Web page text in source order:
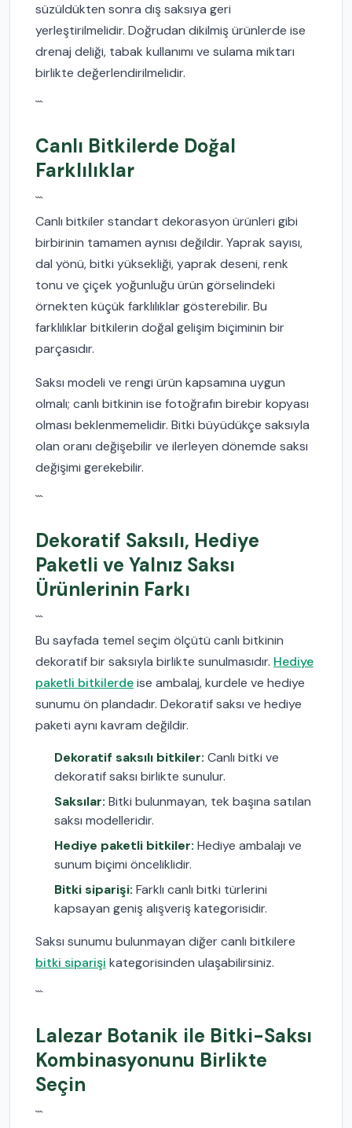
süzüldükten sonra dış saksıya geri
yerleştirilmelidir. Doğrudan dikilmiş ürünlerde ise
drenaj deliği, tabak kullanımı ve sulama miktarı
birlikte değerlendirilmelidir.
```
Canlı Bitkilerde Doğal
Farklılıklar
```
Canlı bitkiler standart dekorasyon ürünleri gibi
birbirinin tamamen aynısı değildir. Yaprak sayısı,
dal yönü, bitki yüksekliği, yaprak deseni, renk
tonu ve çiçek yoğunluğu ürün görselindeki
örnekten küçük farklılıklar gösterebilir. Bu
farklılıklar bitkilerin doğal gelişim biçiminin bir
parçasıdır.
Saksı modeli ve rengi ürün kapsamına uygun
olmalı; canlı bitkinin ise fotoğrafın birebir kopyası
olması beklenmemelidir. Bitki büyüdükçe saksıyla
olan oranı değişebilir ve ilerleyen dönemde saksı
değişimi gerekebilir.
```
Dekoratif Saksılı, Hediye
Paketli ve Yalnız Saksı
Ürünlerinin Farkı
```
Bu sayfada temel seçim ölçütü canlı bitkinin
dekoratif bir saksıyla birlikte sunulmasıdır. Hediye
paketli bitkilerdeise ambalaj, kurdele ve hediye
sunumu ön plandadır. Dekoratif saksı ve hediye
paketi aynı kavram değildir.
Dekoratif saksılı bitkiler: Canlı bitki ve
dekoratif saksı birlikte sunulur.
Saksılar: Bitki bulunmayan, tek başına satılan
saksı modelleridir.
Hediye paketli bitkiler: Hediye ambalajı ve
sunum biçimi önceliklidir.
Bitki siparişi: Farklı canlı bitki türlerini
kapsayan geniş alışveriş kategorisidir.
Saksı sunumu bulunmayan diğer canlı bitkilere
bitki siparişi kategorisinden ulaşabilirsiniz.
```
Lalezar Botanik ile Bitki-Saksı
Kombinasyonunu Birlikte
Seçin
```